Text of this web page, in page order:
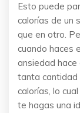
Esto puede
calorías de un
que en otro.
cuando haces
ansiedad
tanta cantidad
calorías, lo
te hagas una